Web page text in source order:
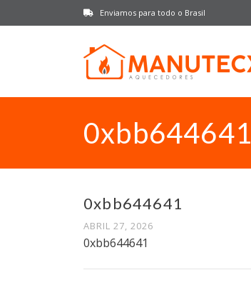
Enviamos para todo o Brasil
0xbb644641
0xbb644641
ABRIL 27, 2026
0xbb644641